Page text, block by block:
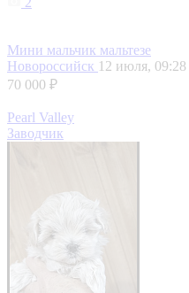
Мини мальчик мальтезе
Новороссийск 12 июля, 09:28
70 000 ₽
Pearl Valley
Заводчик